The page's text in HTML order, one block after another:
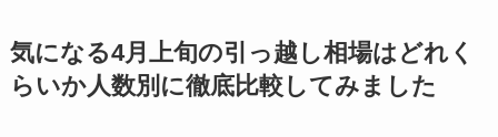
気になる4月上旬の引っ越し相場はどれく
らいか人数別に徹底比較してみました